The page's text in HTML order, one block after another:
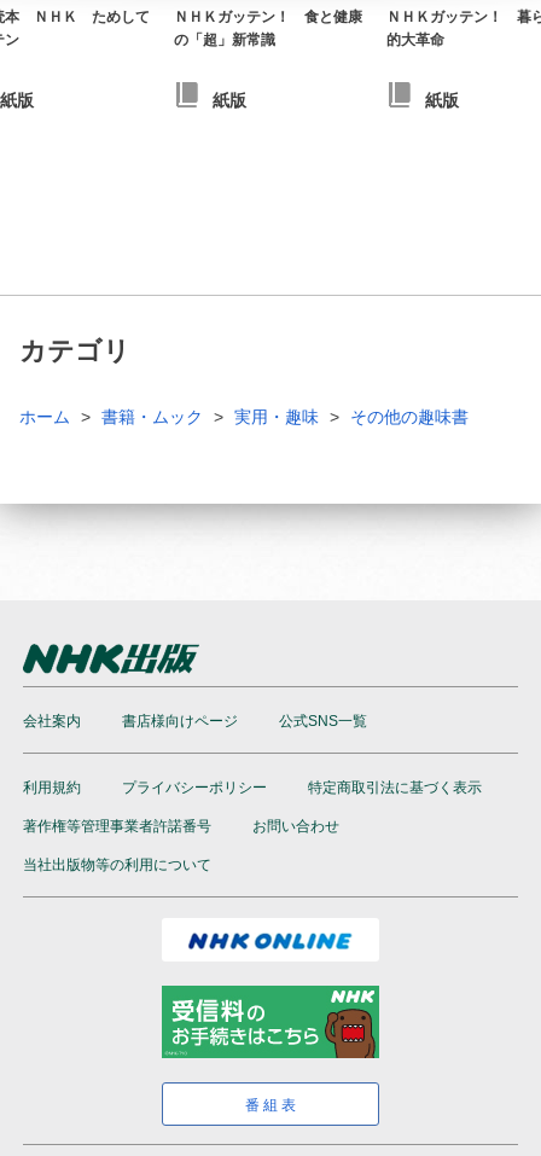
本 ＮＨＫ ためして
ン
紙版
ＮＨＫガッテン！ 食と健康
の「超」新常識
紙版
ＮＨＫガッテン！ 暮
的大革命
紙版
カテゴリ
ホーム 書籍・ムック 実用・趣味 その他の趣味書
会社案内 書店様向けページ 公式SNS一覧
利用規約 プライバシーポリシー 特定商取引法に基づく表示
著作権等管理事業者許諾番号 お問い合わせ
当社出版物等の利用について
番組表